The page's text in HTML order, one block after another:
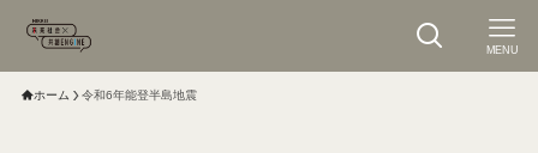
MENU
ホーム 令和6年能登半島地震